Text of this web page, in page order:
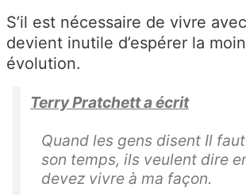
S’il est nécessaire de vivre
devient inutile d’espérer la
évolution.
Terry Pratchett a écrit
Quand les gens disent Il
son temps, ils veulent dire
devez vivre à ma façon.